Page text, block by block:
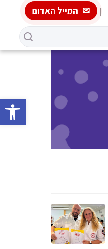
פתח
המייל האדום